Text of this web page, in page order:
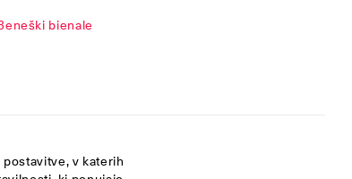
bienale
v katerih